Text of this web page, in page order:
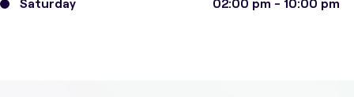
Saturday 02:00 pm - 10:00 pm